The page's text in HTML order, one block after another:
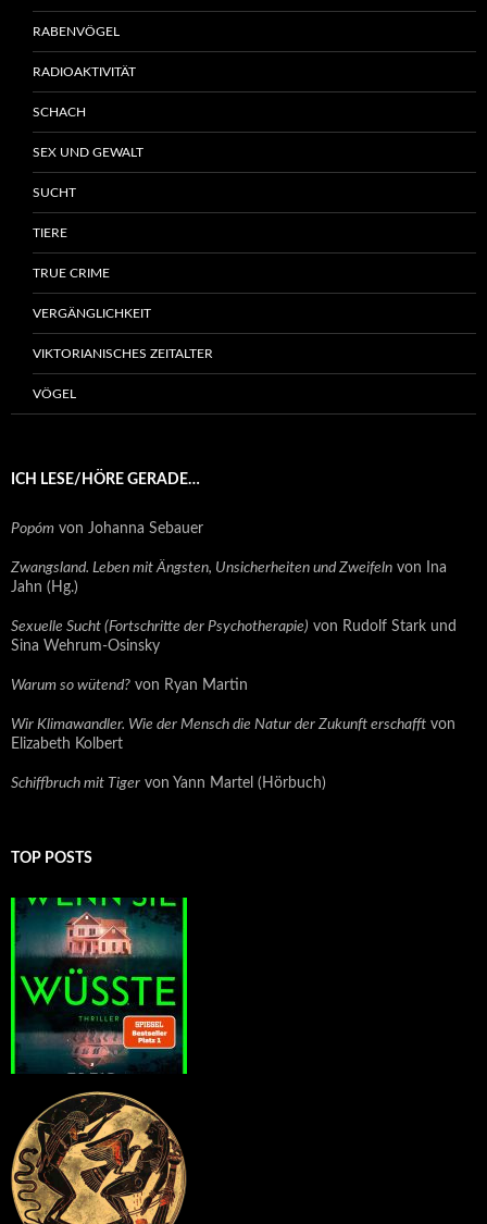
RABENVÖGEL
RADIOAKTIVITÄT
SCHACH
SEX UND GEWALT
SUCHT
TIERE
TRUE CRIME
VERGÄNGLICHKEIT
VIKTORIANISCHES ZEITALTER
VÖGEL
ICH LESE/HÖRE GERADE…
Popóm von Johanna Sebauer
Zwangsland. Leben mit Ängsten, Unsicherheiten und Zweifeln von Ina
Jahn (Hg.)
Sexuelle Sucht (Fortschritte der Psychotherapie) von Rudolf Stark und
Sina Wehrum-Osinsky
Warum so wütend? von Ryan Martin
Wir Klimawandler. Wie der Mensch die Natur der Zukunft erschafft von
Elizabeth Kolbert
Schiffbruch mit Tiger von Yann Martel (Hörbuch)
TOP POSTS